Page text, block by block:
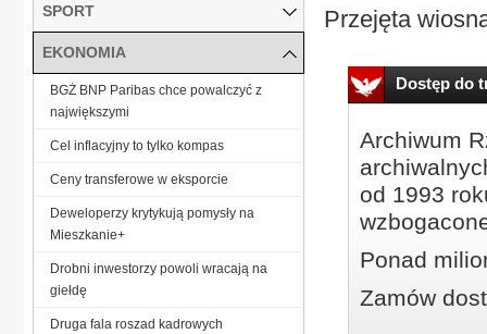
Przejęta
Dostęp do
Archiwum
od 1993
Ponad
Zamów
SPORT
EKONOMIA
BGŻ BNP Paribas chce powalczyć z
największymi
Cel inflacyjny to tylko kompas
Ceny transferowe w eksporcie
Deweloperzy krytykują pomysły na
Mieszkanie+
Drobni inwestorzy powoli wracają na
giełdę
Druga fala roszad kadrowych